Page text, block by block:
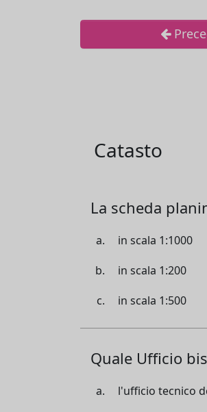
Catasto
La scheda
in scala 1:1000
in scala 1:200
in scala 1:500
Quale Ufficio
l'ufficio tecnico